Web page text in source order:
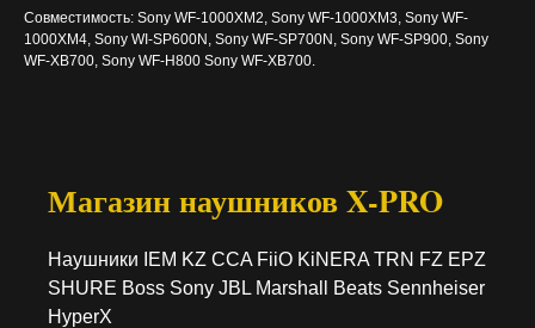
Совместимость: Sony WF-1000XM2, Sony WF-1000XM3, Sony WF-
1000XM4, Sony WI-SP600N, Sony WF-SP700N, Sony WF-SP900, Sony
WF-XB700, Sony WF-H800 Sony WF-XB700.
Магазин наушников X-PRO
Наушники IEM KZ CCA FiiO KiNERA TRN FZ EPZ
SHURE Boss Sony JBL Marshall Beats Sennheiser
HyperX